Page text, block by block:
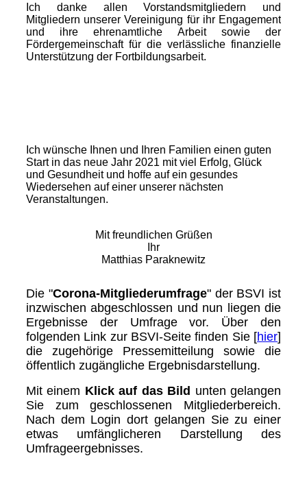
Ich danke allen Vorstandsmitgliedern und
Mitgliedern unserer Vereinigung für ihr Engagement
und ihre ehrenamtliche Arbeit sowie der
Fördergemeinschaft für die verlässliche finanzielle
Unterstützung der Fortbildungsarbeit.
Ich wünsche Ihnen und Ihren Familien einen guten
Start in das neue Jahr 2021 mit viel Erfolg, Glück
und Gesundheit und hoffe auf ein gesundes
Wiedersehen auf einer unserer nächsten
Veranstaltungen.
Mit freundlichen Grüßen
Ihr
Matthias Paraknewitz
Die "Corona-Mitgliederumfrage" der BSVI ist
inzwischen abgeschlossen und nun liegen die
Ergebnisse der Umfrage vor. Über den
folgenden Link zur BSVI-Seite finden Sie [hier]
die zugehörige Pressemitteilung sowie die
öffentlich zugängliche Ergebnisdarstellung.
Mit einem Klick auf das Bild unten gelangen
Sie zum geschlossenen Mitgliederbereich.
Nach dem Login dort gelangen Sie zu einer
etwas umfänglicheren Darstellung des
Umfrageergebnisses.